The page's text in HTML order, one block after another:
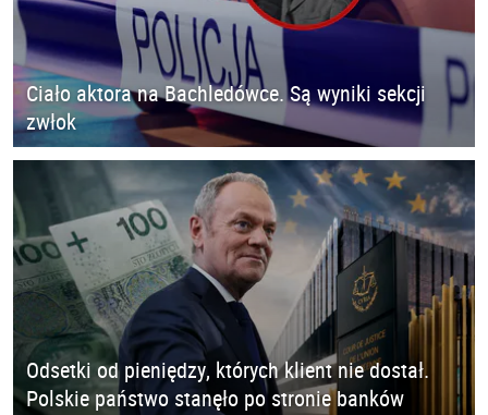
Ciało aktora na Bachledówce. Są wyniki sekcji
zwłok
Odsetki od pieniędzy, których klient nie dostał.
Polskie państwo stanęło po stronie banków